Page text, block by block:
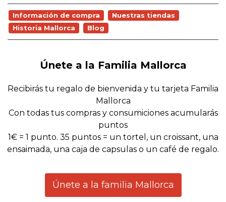
Información de compra
Nuestras tiendas
Historia Mallorca
Blog
Únete a la Familia Mallorca
Recibirás tu regalo de bienvenida y tu tarjeta Familia
Mallorca
Con todas tus compras y consumiciones acumularás
puntos
1€ = 1 punto. 35 puntos = un tortel, un croissant, una
ensaimada, una caja de capsulas o un café de regalo.
Únete a la familia Mallorca